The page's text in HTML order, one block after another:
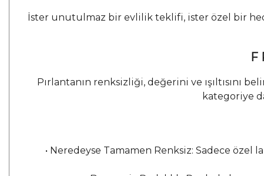
İster unutulmaz bir evlilik teklifi, ister özel bir
F
Pırlantanın renksizliği, değerini ve ışıltısını
kategoriye
• Neredeyse Tamamen Renksiz: Sadece